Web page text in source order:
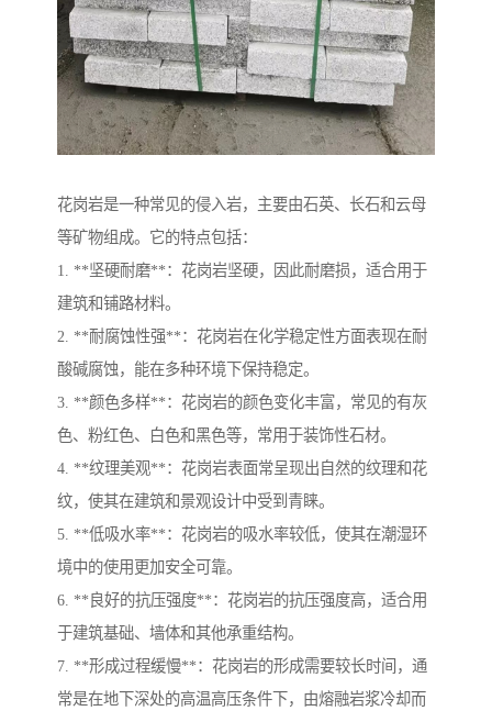
花岗岩是一种常见的侵入岩，主要由石英、长石和云母
等矿物组成。它的特点包括：
1. **坚硬耐磨**：花岗岩坚硬，因此耐磨损，适合用于
建筑和铺路材料。
2. **耐腐蚀性强**：花岗岩在化学稳定性方面表现在耐
酸碱腐蚀，能在多种环境下保持稳定。
3. **颜色多样**：花岗岩的颜色变化丰富，常见的有灰
色、粉红色、白色和黑色等，常用于装饰性石材。
4. **纹理美观**：花岗岩表面常呈现出自然的纹理和花
纹，使其在建筑和景观设计中受到青睐。
5. **低吸水率**：花岗岩的吸水率较低，使其在潮湿环
境中的使用更加安全可靠。
6. **良好的抗压强度**：花岗岩的抗压强度高，适合用
于建筑基础、墙体和其他承重结构。
7. **形成过程缓慢**：花岗岩的形成需要较长时间，通
常是在地下深处的高温高压条件下，由熔融岩浆冷却而